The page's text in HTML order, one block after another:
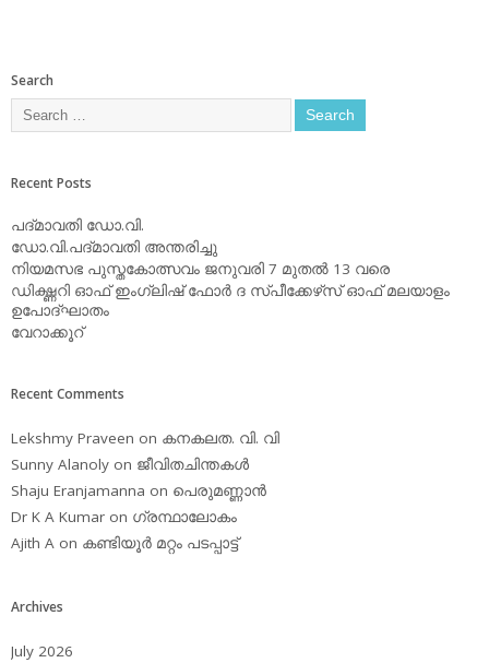
Search
Recent Posts
പദ്മാവതി ഡോ.വി.
ഡോ.വി.പദ്മാവതി അന്തരിച്ചു
നിയമസഭ പുസ്തകോത്സവം ജനുവരി 7 മുതല്‍ 13 വരെ
ഡിക്ഷ്ണറി ഓഫ് ഇംഗ്ലിഷ് ഫോര്‍ ദ സ്പീക്കേഴ്‌സ് ഓഫ് മലയാളം
ഉപോദ്ഘാതം
വേറാക്കൂറ്
Recent Comments
Lekshmy Praveen on കനകലത. വി. വി
Sunny Alanoly on ജീവിതചിന്തകള്‍
Shaju Eranjamanna on പെരുമണ്ണാന്‍
Dr K A Kumar on ഗ്രന്ഥാലോകം
Ajith A on കണ്ടിയൂര്‍ മറ്റം പടപ്പാട്ട്‌
Archives
July 2026